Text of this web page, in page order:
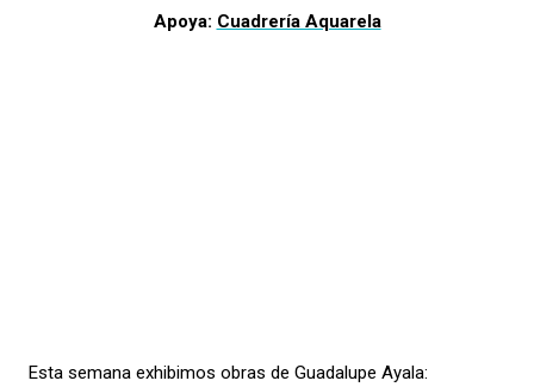
Apoya: Cuadrería Aquarela
Esta semana exhibimos obras de Guadalupe Ayala: